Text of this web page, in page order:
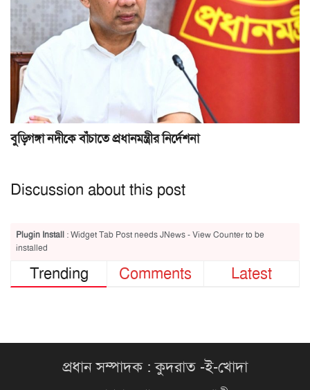
বুড়িগঙ্গা নদীকে বাঁচাতে প্রধানমন্ত্রীর নির্দেশনা
Discussion about this post
Plugin Install : Widget Tab Post needs JNews - View Counter to be
installed
Trending Comments Latest
প্রধান সম্পাদক : কুদরাত -ই-খোদা